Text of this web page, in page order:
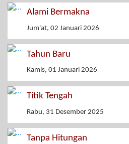
Alami Bermakna
Jum'at, 02 Januari 2026
Tahun Baru
Kamis, 01 Januari 2026
Titik Tengah
Rabu, 31 Desember 2025
Tanpa Hitungan